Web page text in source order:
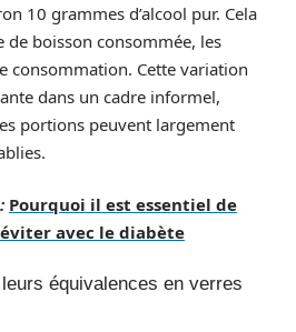
10 grammes d’alcool pur. Cela
de boisson consommée, les
consommation. Cette variation
dans un cadre informel,
portions peuvent largement
Pourquoi il est essentiel de
avec le diabète
équivalences en verres